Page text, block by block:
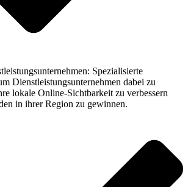
Spezialisierte
Dienstleistungsunternehmen dabei zu
lokale Online-Sichtbarkeit zu verbessern
in ihrer Region zu gewinnen.